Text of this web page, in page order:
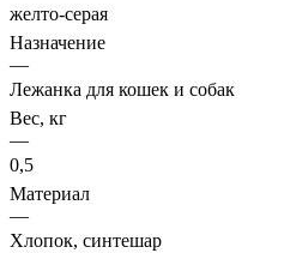
желто-серая
Назначение
—
Лежанка для кошек и собак
Вес, кг
—
0,5
Материал
—
Хлопок, синтешар